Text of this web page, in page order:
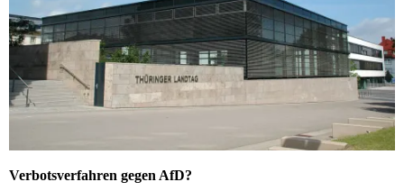
Verbotsverfahren gegen AfD?